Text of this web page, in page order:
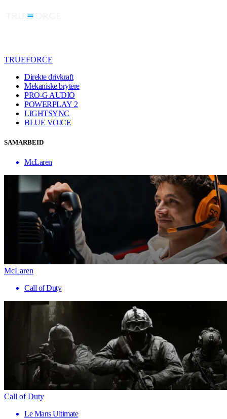
TRUEFORCE
Direkte drivkraft
Mekaniske brytere
PRO-G AUDIO
POWERPLAY 2
LIGHTSYNC
BLUE VO!CE
SAMARBEID
McLaren
McLaren
Call of Duty
Call of Duty
Le Mans Ultimate